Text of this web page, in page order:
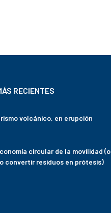
RECIENTES
volcánico, en erupción
circular de la movilidad (o
convertir residuos en prótesis)